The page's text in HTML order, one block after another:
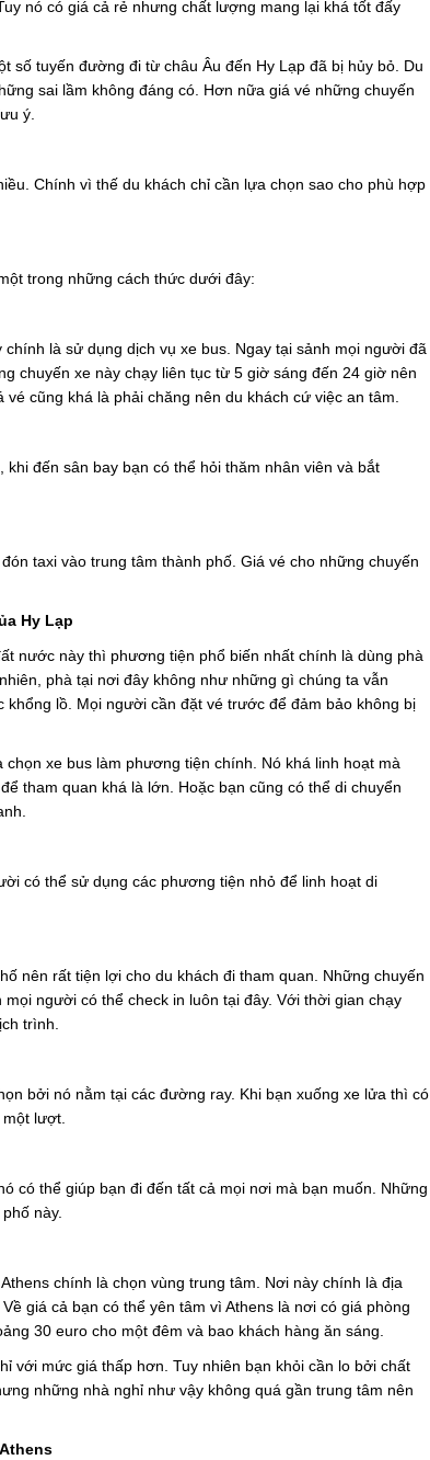
nó có giá cả rẻ nhưng chất lượng mang lại khá tốt đấy
số tuyến đường đi từ châu Âu đến Hy Lạp đã bị hủy bỏ. Du
sai lầm không đáng có. Hơn nữa giá vé những chuyến
ý.
Chính vì thế du khách chỉ cần lựa chọn sao cho phù hợp
trong những cách thức dưới đây:
là sử dụng dịch vụ xe bus. Ngay tại sảnh mọi người đã
chuyến xe này chạy liên tục từ 5 giờ sáng đến 24 giờ nên
cũng khá là phải chăng nên du khách cứ việc an tâm.
đến sân bay bạn có thể hỏi thăm nhân viên và bắt
taxi vào trung tâm thành phố. Giá vé cho những chuyến
Hy Lạp
nước này thì phương tiện phổ biến nhất chính là dùng phà
phà tại nơi đây không như những gì chúng ta vẫn
lồ. Mọi người cần đặt vé trước để đảm bảo không bị
xe bus làm phương tiện chính. Nó khá linh hoạt mà
tham quan khá là lớn. Hoặc bạn cũng có thể di chuyển
có thể sử dụng các phương tiện nhỏ để linh hoạt di
nên rất tiện lợi cho du khách đi tham quan. Những chuyến
người có thể check in luôn tại đây. Với thời gian chạy
trình.
bởi nó nằm tại các đường ray. Khi bạn xuống xe lửa thì có
lượt.
có thể giúp bạn đi đến tất cả mọi nơi mà bạn muốn. Những
này.
chính là chọn vùng trung tâm. Nơi này chính là địa
giá cả bạn có thể yên tâm vì Athens là nơi có giá phòng
30 euro cho một đêm và bao khách hàng ăn sáng.
với mức giá thấp hơn. Tuy nhiên bạn khỏi cần lo bởi chất
những nhà nghỉ như vậy không quá gần trung tâm nên